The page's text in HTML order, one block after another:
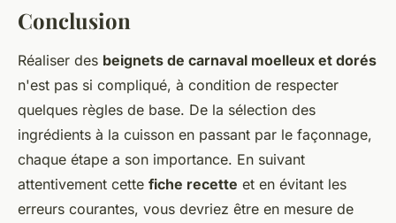
Conclusion
Réaliser des beignets de carnaval moelleux et dorés
n'est pas si compliqué, à condition de respecter
quelques règles de base. De la sélection des
ingrédients à la cuisson en passant par le façonnage,
chaque étape a son importance. En suivant
attentivement cette fiche recette et en évitant les
erreurs courantes, vous devriez être en mesure de